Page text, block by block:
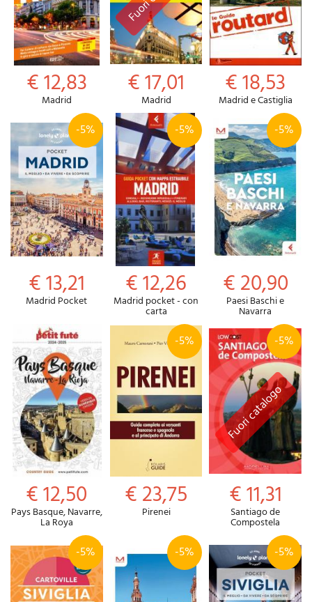
€ 12,83
Madrid
€ 17,01
Madrid
€ 18,53
Madrid e Castiglia
-5%
€ 13,21
Madrid Pocket
-5%
€ 12,26
Madrid pocket - con
carta
-5%
€ 20,90
Paesi Baschi e
Navarra
€ 12,50
Pays Basque, Navarre,
La Roya
-5%
€ 23,75
Pirenei
-5%
€ 11,31
Santiago de
Compostela
-5% -5% -5%